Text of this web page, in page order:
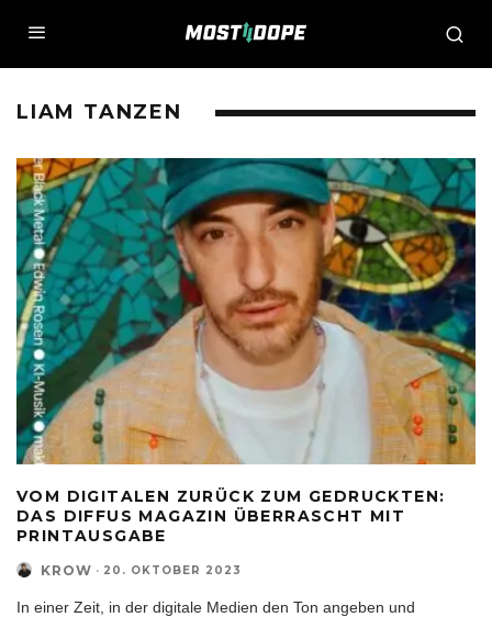
LIAM TANZEN
VOM DIGITALEN ZURÜCK ZUM GEDRUCKTEN:
DAS DIFFUS MAGAZIN ÜBERRASCHT MIT
PRINTAUSGABE
KROW · 20. OKTOBER 2023
In einer Zeit, in der digitale Medien den Ton angeben und